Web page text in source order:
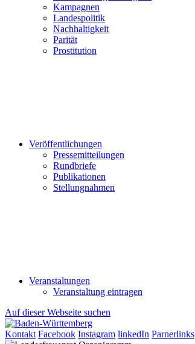
Kampagnen
Landespolitik
Nachhaltigkeit
Parität
Prostitution
Veröffentlichungen
Pressemitteilungen
Rundbriefe
Publikationen
Stellungnahmen
Veranstaltungen
Veranstaltung eintragen
Auf dieser Webseite suchen
Kontakt Facebook Instagram linkedIn Parnerlinks